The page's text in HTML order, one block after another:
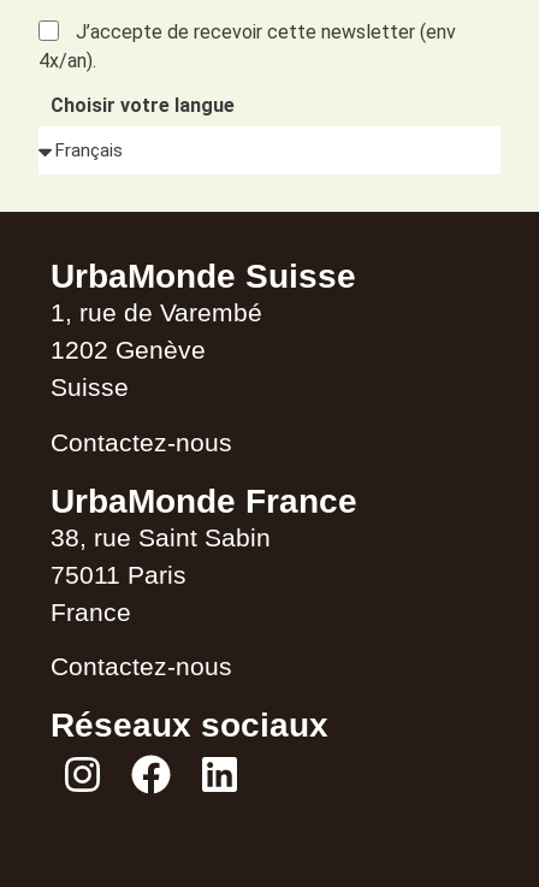
J’accepte de recevoir cette newsletter (env
4x/an).
Choisir votre langue
UrbaMonde Suisse
1, rue de Varembé
1202 Genève
Suisse
Contactez-nous
UrbaMonde France
38, rue Saint Sabin
75011 Paris
France
Contactez-nous
Réseaux sociaux